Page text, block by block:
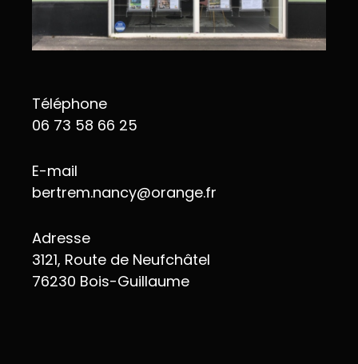
Téléphone
06 73 58 66 25
E-mail
bertrem.nancy@orange.fr
Adresse
3121, Route de Neufchâtel
76230 Bois-Guillaume